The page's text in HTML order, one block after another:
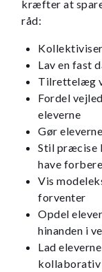
kræfter at
råd:
Lav en fast
Tilrettelæg
Fordel
eleverne
Gør
Stil præcise
have
Vis
forventer
Opdel
hinanden i
Lad